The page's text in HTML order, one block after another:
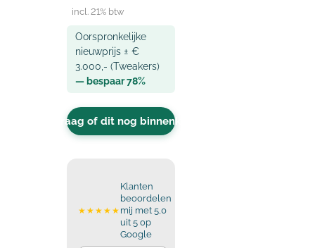
incl. 21% btw
Oorspronkelijke
nieuwprijs ± €
3.000,- (Tweakers)
— bespaar 78%
Vraag of dit nog binnenkomt
★★★★★
Klanten
beoordelen
mij met 5,0
uit 5 op
Google